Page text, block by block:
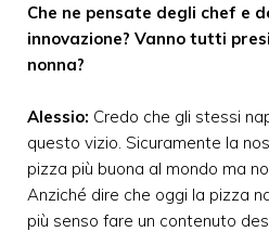
Che ne pensate degli chef e
innovazione? Vanno tutti
nonna?
Alessio: Credo che gli stessi
questo vizio. Sicuramente la
pizza più buona al mondo ma
Anziché dire che oggi la pizza
più senso fare un contenuto